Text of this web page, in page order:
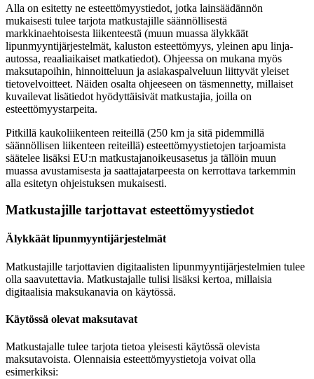
Alla on esitetty ne esteettömyystiedot, jotka lainsäädännön
mukaisesti tulee tarjota matkustajille säännöllisestä
markkinaehtoisesta liikenteestä (muun muassa älykkäät
lipunmyyntijärjestelmät, kaluston esteettömyys, yleinen apu linja-
autossa, reaaliaikaiset matkatiedot). Ohjeessa on mukana myös
maksutapoihin, hinnoitteluun ja asiakaspalveluun liittyvät yleiset
tietovelvoitteet. Näiden osalta ohjeeseen on täsmennetty, millaiset
kuvailevat lisätiedot hyödyttäisivät matkustajia, joilla on
esteettömyystarpeita.
Pitkillä kaukoliikenteen reiteillä (250 km ja sitä pidemmillä
säännöllisen liikenteen reiteillä) esteettömyystietojen tarjoamista
säätelee lisäksi EU:n matkustajanoikeusasetus ja tällöin muun
muassa avustamisesta ja saattajatarpeesta on kerrottava tarkemmin
alla esitetyn ohjeistuksen mukaisesti.
Matkustajille tarjottavat esteettömyystiedot
Älykkäät lipunmyyntijärjestelmät
Matkustajille tarjottavien digitaalisten lipunmyyntijärjestelmien tulee
olla saavutettavia. Matkustajalle tulisi lisäksi kertoa, millaisia
digitaalisia maksukanavia on käytössä.
Käytössä olevat maksutavat
Matkustajalle tulee tarjota tietoa yleisesti käytössä olevista
maksutavoista. Olennaisia esteettömyystietoja voivat olla
esimerkiksi: